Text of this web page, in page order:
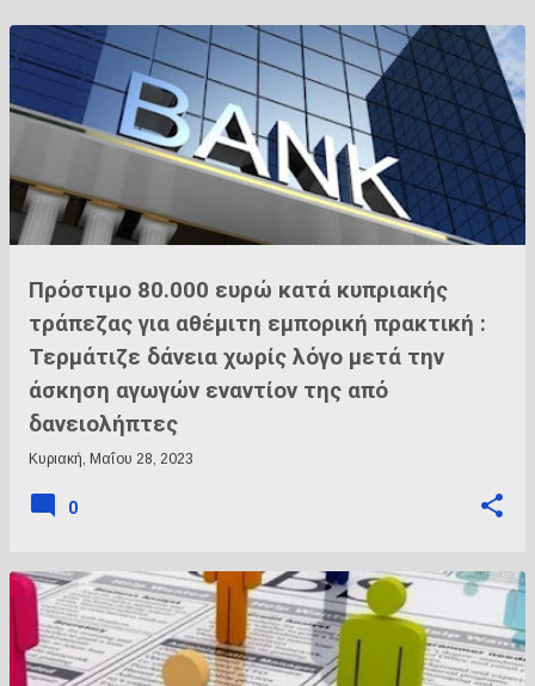
Πρόστιμο 80.000 ευρώ κατά κυπριακής
τράπεζας για αθέμιτη εμπορική πρακτική :
Τερμάτιζε δάνεια χωρίς λόγο μετά την
άσκηση αγωγών εναντίον της από
δανειολήπτες
Κυριακή, Μαΐου 28, 2023
0